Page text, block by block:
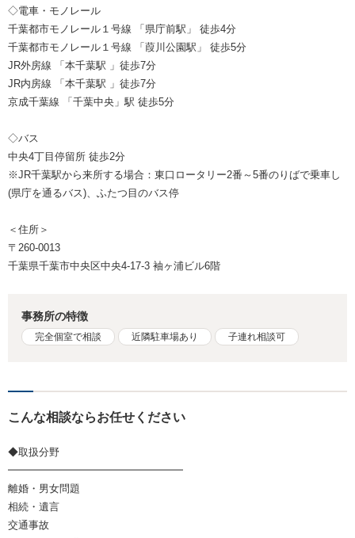
◇電車・モノレール
千葉都市モノレール１号線 「県庁前駅」 徒歩4分
千葉都市モノレール１号線 「葭川公園駅」 徒歩5分
JR外房線 「本千葉駅 」徒歩7分
JR内房線 「本千葉駅 」徒歩7分
京成千葉線 「千葉中央」駅 徒歩5分
◇バス
中央4丁目停留所 徒歩2分
※JR千葉駅から来所する場合：東口ロータリー2番～5番のりばで乗車し
(県庁を通るバス)、ふたつ目のバス停
＜住所＞
〒260-0013
千葉県千葉市中央区中央4-17-3 袖ヶ浦ビル6階
事務所の特徴
完全個室で相談 近隣駐車場あり 子連れ相談可
こんな相談ならお任せください
◆取扱分野
━━━━━━━━━━━━━━━━━
離婚・男女問題
相続・遺言
交通事故